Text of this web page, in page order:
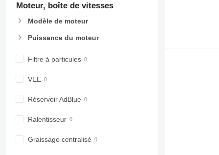
924
926
938
953
962
972
Moteur, boîte de vitesses
Modèle de moteur
Puissance du moteur
Filtre à particules
VEE
Réservoir AdBlue
Ralentisseur
Graissage centralisé